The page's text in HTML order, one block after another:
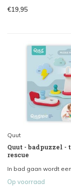
€19,95
Quut
Quut - badpuzzel -
rescue
In bad gaan wordt
Op voorraad